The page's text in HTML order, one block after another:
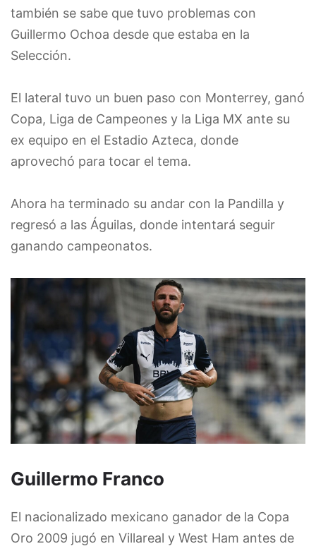
también se sabe que tuvo problemas con
Guillermo Ochoa desde que estaba en la
Selección.
El lateral tuvo un buen paso con Monterrey, ganó
Copa, Liga de Campeones y la Liga MX ante su
ex equipo en el Estadio Azteca, donde
aprovechó para tocar el tema.
Ahora ha terminado su andar con la Pandilla y
regresó a las Águilas, donde intentará seguir
ganando campeonatos.
Guillermo Franco
El nacionalizado mexicano ganador de la Copa
Oro 2009 jugó en Villareal y West Ham antes de